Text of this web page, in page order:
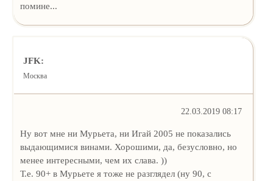
помине...
JFK:
Москва
22.03.2019 08:17
Ну вот мне ни Мурьета, ни Игай 2005 не показались
выдающимися винами. Хорошими, да, безусловно, но
менее интересными, чем их слава. ))
Т.е. 90+ в Мурьете я тоже не разглядел (ну 90, с